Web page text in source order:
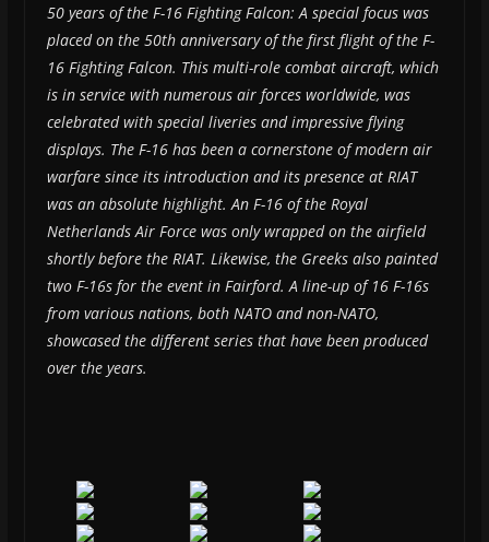
50 years of the F-16 Fighting Falcon: A special focus was
placed on the 50th anniversary of the first flight of the F-
16 Fighting Falcon. This multi-role combat aircraft, which
is in service with numerous air forces worldwide, was
celebrated with special liveries and impressive flying
displays. The F-16 has been a cornerstone of modern air
warfare since its introduction and its presence at RIAT
was an absolute highlight. An F-16 of the Royal
Netherlands Air Force was only wrapped on the airfield
shortly before the RIAT. Likewise, the Greeks also painted
two F-16s for the event in Fairford. A line-up of 16 F-16s
from various nations, both NATO and non-NATO,
showcased the different series that have been produced
over the years.